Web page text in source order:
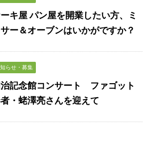
キ屋 パン屋を開業したい方、ミ
ー＆オーブンはいかがですか？
らせ・募集
記念館コンサート ファゴット
・蛯澤亮さんを迎えて